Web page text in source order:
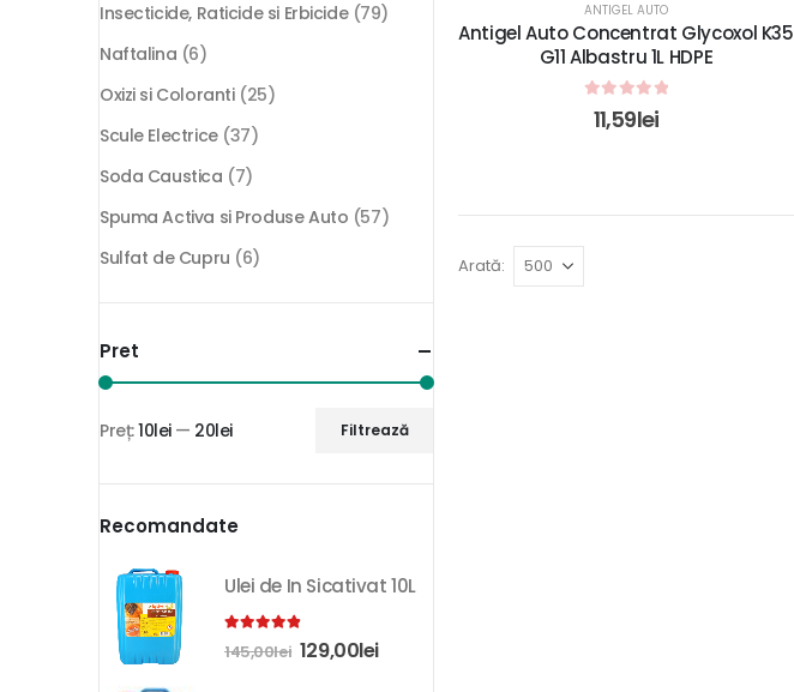
ANTIGEL AUTO
Antigel Auto Concentrat Glycoxol K35
G11 Albastru 1L HDPE
out of 5
11,59lei
Arată:
Insecticide, Raticide si Erbicide (79)
Naftalina (6)
Oxizi si Coloranti (25)
Scule Electrice (37)
Soda Caustica (7)
Spuma Activa si Produse Auto (57)
Sulfat de Cupru (6)
Pret
Filtrează
Preț:10lei— 20lei
Recomandate
Ulei de In Sicativat 10L
out of 5
145,00lei 129,00lei